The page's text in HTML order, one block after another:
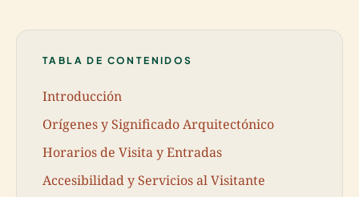
TABLA DE CONTENIDOS
Introducción
Orígenes y Significado Arquitectónico
Horarios de Visita y Entradas
Accesibilidad y Servicios al Visitante